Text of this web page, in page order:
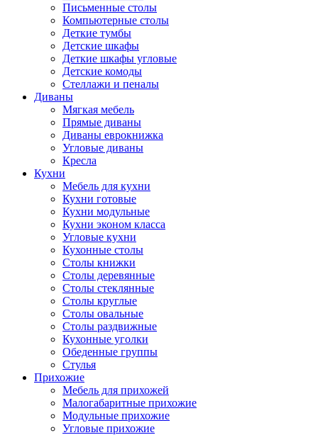
Письменные столы
Компьютерные столы
Деткие тумбы
Детские шкафы
Деткие шкафы угловые
Детские комоды
Стеллажи и пеналы
Диваны
Мягкая мебель
Прямые диваны
Диваны еврокнижка
Угловые диваны
Кресла
Кухни
Мебель для кухни
Кухни готовые
Кухни модульные
Кухни эконом класса
Угловые кухни
Кухонные столы
Столы книжки
Столы деревянные
Столы стеклянные
Столы круглые
Столы овальные
Столы раздвижные
Кухонные уголки
Обеденные группы
Стулья
Прихожие
Мебель для прихожей
Малогабаритные прихожие
Модульные прихожие
Угловые прихожие